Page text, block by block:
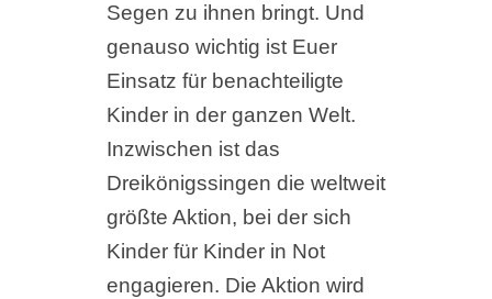
Segen zu ihnen bringt. Und
genauso wichtig ist Euer
Einsatz für benachteiligte
Kinder in der ganzen Welt.
Inzwischen ist das
Dreikönigssingen die weltweit
größte Aktion, bei der sich
Kinder für Kinder in Not
engagieren. Die Aktion wird